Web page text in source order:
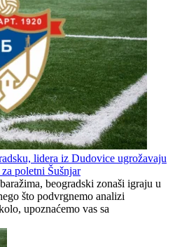
lidera iz Dudovice ugrožavaju
poletni Šušnjar
beogradski zonaši igraju u
što podvrgnemo analizi
upoznaćemo vas sa